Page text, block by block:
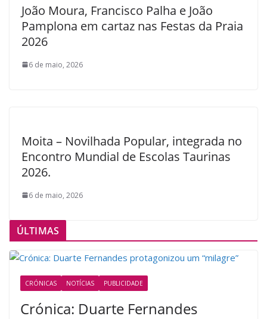
João Moura, Francisco Palha e João
Pamplona em cartaz nas Festas da Praia
2026
6 de maio, 2026
Moita – Novilhada Popular, integrada no
Encontro Mundial de Escolas Taurinas
2026.
6 de maio, 2026
ÚLTIMAS
CRÓNICAS NOTÍCIAS PUBLICIDADE
Crónica: Duarte Fernandes